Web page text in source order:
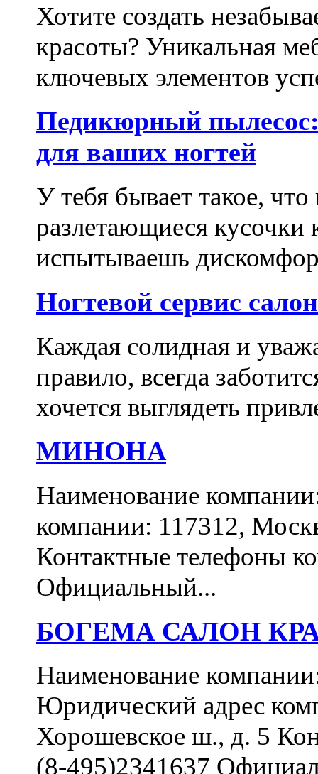
Хотите создать
красоты? Уникальная
ключевых элементов
Педикюрный
для ваших ногтей
У тебя бывает такое,
разлетающиеся
испытываешь
Ногтевой сервис
Каждая солидная и
правило, всегда
хочется выглядеть
МИНОНА
Наименование
компании: 117312,
Контактные телефоны
Официальный...
БОГЕМА САЛОН
Наименование
Юридический адрес
Хорошевское ш., д. 5
(8-495)2341637